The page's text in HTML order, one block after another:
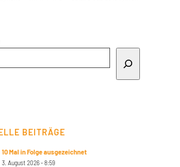
BEITRÄGE
10 Mal in Folge ausgezeichnet
3. August 2026 - 8:59